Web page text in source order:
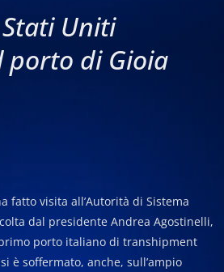
Uniti
porto di Gioia
fatto visita all’Autorità di Sistema
dal presidente Andrea Agostinelli,
porto italiano di transhipment
è soffermato, anche, sull’ampio